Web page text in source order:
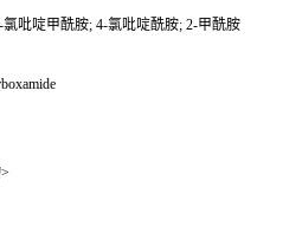
吡啶甲酰胺; 4-氯吡啶酰胺; 2-甲酰胺